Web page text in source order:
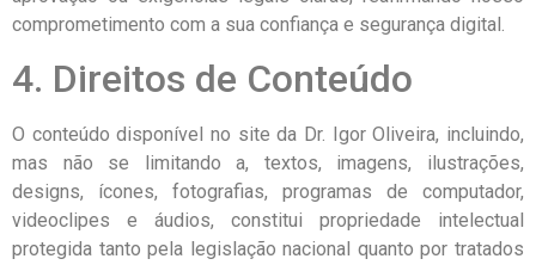
comprometimento com a sua confiança e segurança digital.
4. Direitos de Conteúdo
O conteúdo disponível no site da Dr. Igor Oliveira, incluindo,
mas não se limitando a, textos, imagens, ilustrações,
designs, ícones, fotografias, programas de computador,
videoclipes e áudios, constitui propriedade intelectual
protegida tanto pela legislação nacional quanto por tratados